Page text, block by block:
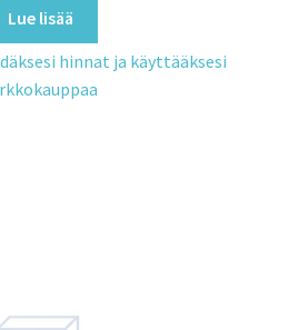
Lue lisää
hinnat ja käyttääksesi